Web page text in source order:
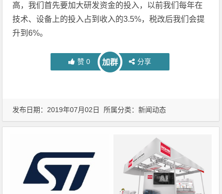
高，我们首先要加大研发资金的投入，以前我们每年在
技术、设备上的投入占到收入的3.5%，税改后我们会提
升到6%。
赞 0 加群 分享
发布日期：2019年07月02日 所属分类：新闻动态